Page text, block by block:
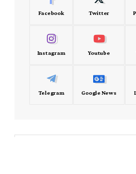
Facebook Twitter
Instagram Youtube
Telegram Google News